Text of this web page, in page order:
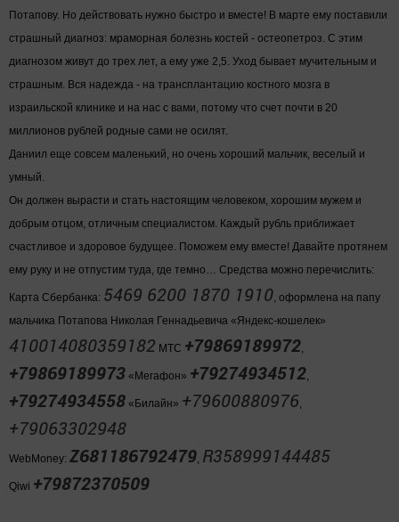
Потапову. Но действовать нужно быстро и вместе! В марте ему поставили
страшный диагноз: мраморная болезнь костей - остеопетроз. С этим
диагнозом живут до трех лет, а ему уже 2,5. Уход бывает мучительным и
страшным. Вся надежда - на трансплантацию костного мозга в
израильской клинике и на нас с вами, потому что счет почти в 20
миллионов рублей родные сами не осилят.
Даниил еще совсем маленький, но очень хороший мальчик, веселый и
умный.
Он должен вырасти и стать настоящим человеком, хорошим мужем и
добрым отцом, отличным специалистом. Каждый рубль приближает
счастливое и здоровое будущее. Поможем ему вместе! Давайте протянем
ему руку и не отпустим туда, где темно… Средства можно перечислить:
Карта Сбербанка: 5469 6200 1870 1910, оформлена на папу
мальчика Потапова Николая Геннадьевича «Яндекс-кошелек»
410014080359182 МТС +79869189972,
+79869189973 «Мегафон» +79274934512,
+79274934558 «Билайн» +79600880976,
+79063302948
WebMoney: Z681186792479, R358999144485
Qiwi +79872370509